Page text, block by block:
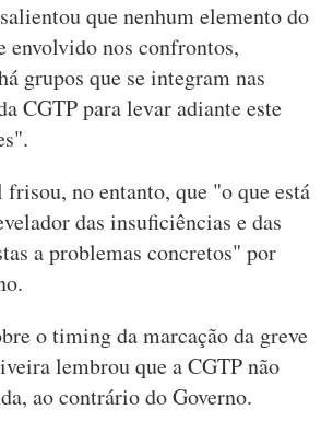
que nenhum elemento do
envolvido nos confrontos,
grupos que se integram nas
CGTP para levar adiante este
no entanto, que "o que está
das insuficiências e das
a problemas concretos" por
o timing da marcação da greve
lembrou que a CGTP não
ao contrário do Governo.